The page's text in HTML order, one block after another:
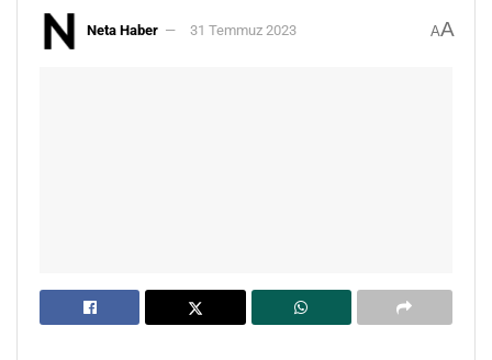
Neta Haber 31 Temmuz 2023 AA